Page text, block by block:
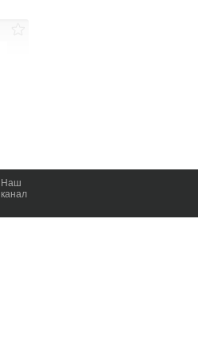
Наш
канал